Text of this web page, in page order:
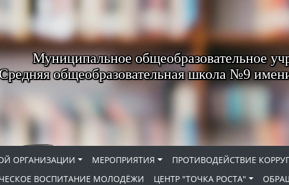
Муниципальное общеобразовательное
общеобразовательная школа №9
ОРГАНИЗАЦИИ МЕРОПРИЯТИЯ ПРОТИВОДЕЙСТВИЕ
ВОСПИТАНИЕ МОЛОДЁЖИ ЦЕНТР "ТОЧКА РОСТА"